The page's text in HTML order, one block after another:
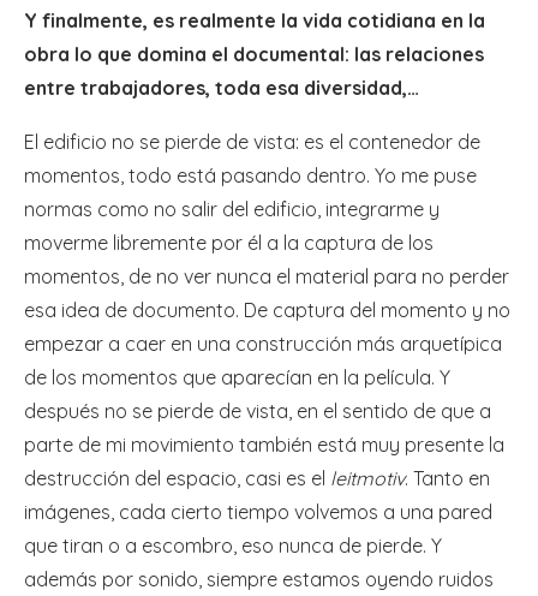
Y finalmente, es realmente la vida cotidiana en la
obra lo que domina el documental: las relaciones
entre trabajadores, toda esa diversidad,…
El edificio no se pierde de vista: es el contenedor de
momentos, todo está pasando dentro. Yo me puse
normas como no salir del edificio, integrarme y
moverme libremente por él a la captura de los
momentos, de no ver nunca el material para no perder
esa idea de documento. De captura del momento y no
empezar a caer en una construcción más arquetípica
de los momentos que aparecían en la película. Y
después no se pierde de vista, en el sentido de que a
parte de mi movimiento también está muy presente la
destrucción del espacio, casi es el leitmotiv. Tanto en
imágenes, cada cierto tiempo volvemos a una pared
que tiran o a escombro, eso nunca de pierde. Y
además por sonido, siempre estamos oyendo ruidos